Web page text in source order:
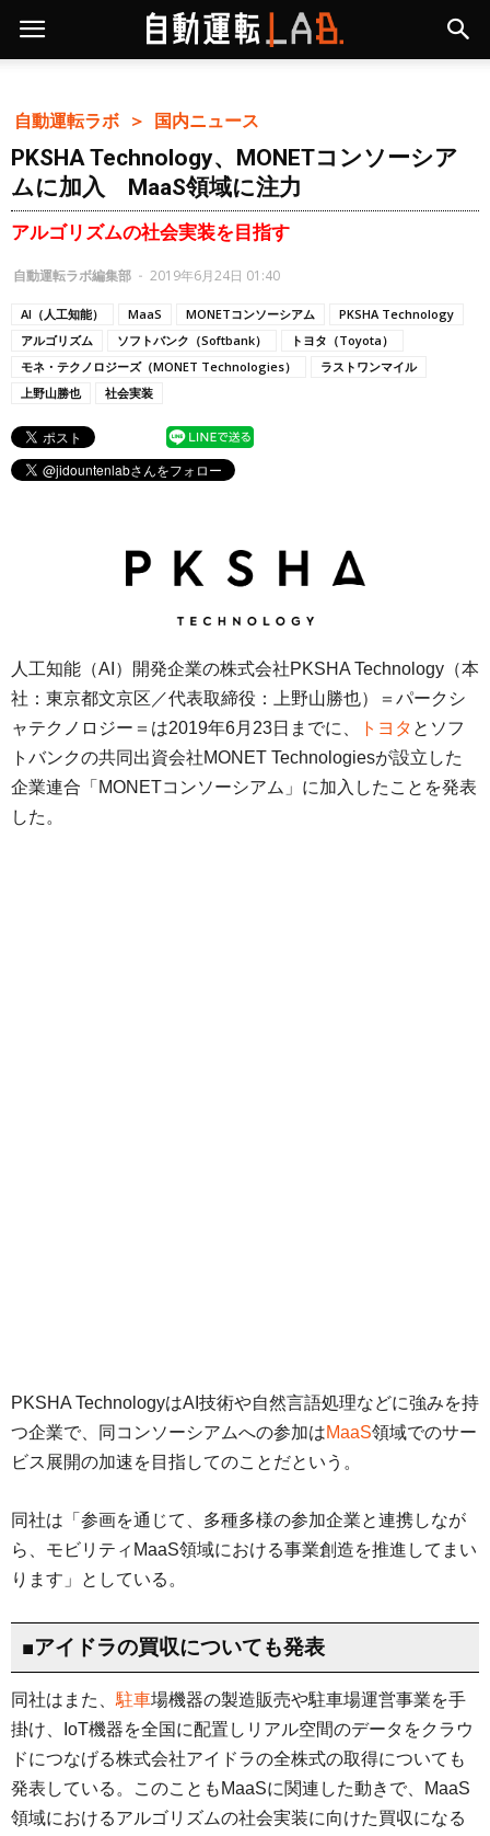
自動運転ラボ ＞ 国内ニュース
PKSHA Technology、MONETコンソーシア
ムに加入 MaaS領域に注力
アルゴリズムの社会実装を目指す
自動運転ラボ編集部 - 2019年6月24日 01:40
AI（人工知能） MaaS MONETコンソーシアム
PKSHA Technology
アルゴリズム
ソフトバンク（Softbank）
トヨタ（Toyota）
モネ・テクノロジーズ（MONET Technologies）
ラストワンマイル
上野山勝也
社会実装
人工知能（AI）開発企業の株式会社PKSHA Technology（本
社：東京都文京区／代表取締役：上野山勝也）＝パークシ
ャテクノロジー＝は2019年6月23日までに、
トヨタ とソフ
トバンクの共同出資会社MONET Technologiesが設立した
企業連合「MONETコンソーシアム」に加入したことを発表
した。
PKSHA TechnologyはAI技術や自然言語処理などに強みを持
つ企業で、同コンソーシアムへの参加はMaaS領域でのサー
ビス展開の加速を目指してのことだという。
同社は「参画を通じて、多種多様の参加企業と連携しなが
ら、モビリティMaaS領域における事業創造を推進してまい
ります」としている。
■アイドラの買収についても発表
同社はまた、 駐車場機器の製造販売や駐車場運営事業を手
掛け、IoT機器を全国に配置しリアル空間のデータをクラウ
ドにつなげる株式会社アイドラの全株式の取得についても
発表している。このこともMaaSに関連した動きで、MaaS
領域におけるアルゴリズムの社会実装に向けた買収になる